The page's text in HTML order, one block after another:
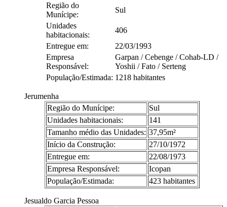
Região do
Munícipe:
Sul
Unidades
habitacionais:
406
Entregue em:
22/03/1993
Empresa
Responsável:
Garpan / Cebenge / Cohab-LD /
Yoshii / Fato / Serteng
População/Estimada: 1218 habitantes
Jerumenha
Região do Munícipe:
Sul
Unidades habitacionais:
141
Tamanho médio das Unidades: 37,95m²
Início da Construção:
27/10/1972
Entregue em:
22/08/1973
Empresa Responsável:
Icopan
População/Estimada:
423 habitantes
Jesualdo Garcia Pessoa